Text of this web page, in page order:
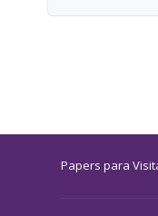
Papers para